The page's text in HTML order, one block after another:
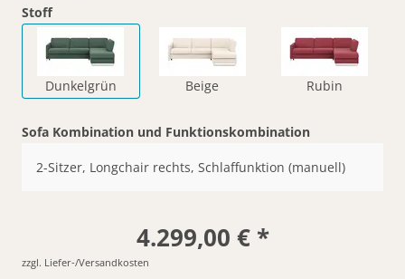
Stoff
Dunkelgrün Beige Rubin
Sofa Kombination und Funktionskombination
2-Sitzer, Longchair rechts, Schlaffunktion (manuell)
4.299,00 € *
zzgl. Liefer-/Versandkosten